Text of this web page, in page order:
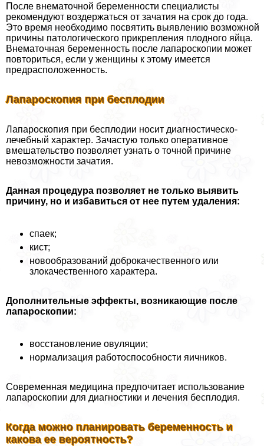
После внематочной беременности специалисты
рекомендуют воздержаться от зачатия на срок до года.
Это время необходимо посвятить выявлению возможной
причины патологического прикрепления плодного яйца.
Внематочная беременность после лапароскопии может
повториться, если у женщины к этому имеется
предрасположенность.
Лапароскопия при бесплодии
Лапароскопия при бесплодии носит диагностическо-
лечебный хаpaктер. Зачастую только оперативное
вмешательство позволяет узнать о точной причине
невозможности зачатия.
Данная процедypa позволяет не только выявить
причину, но и избавиться от нее путем удаления:
спаек;
кист;
новообразований доброкачественного или
злокачественного хаpaктера.
Дополнительные эффекты, возникающие после
лапароскопии:
восстановление овуляции;
нормализация работоспособности яичников.
Современная медицина предпочитает использование
лапароскопии для диагностики и лечения бесплодия.
Когда можно планировать беременность и
какова ее вероятность?